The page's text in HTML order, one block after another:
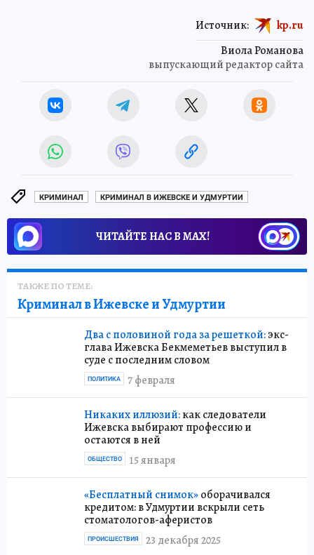
Виола Романова
выпускающий редактор сайта
Источник: kp.ru
КРИМИНАЛ КРИМИНАЛ В ИЖЕВСКЕ И УДМУРТИИ
ЧИТАЙТЕ НАС В МАХ!
ТАКЖЕ ПО ТЕМЕ:
Криминал в Ижевске и Удмуртии
Два с половиной года за решеткой:экс-
глава Ижевска Бекмеметьев выступил в
суде с последним словом
7 февраля
ПОЛИТИКА
Никаких иллюзий:как следователи
Ижевска выбирают профессию и
остаются в ней
15 января
ОБЩЕСТВО
«Бесплатный снимок»оборачивался
кредитом: в Удмуртии вскрыли сеть
стоматологов-аферистов
23 декабря 2025
ПРОИСШЕСТВИЯ